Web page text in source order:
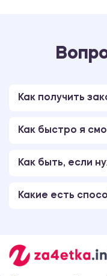
Как получить
Как быстро я
Как быть, если
Какие есть